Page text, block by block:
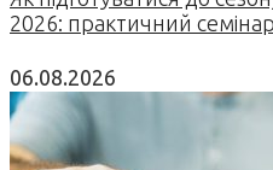
2026: практичний
06.08.2026